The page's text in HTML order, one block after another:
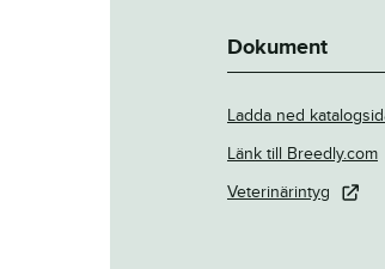
Dokument
Ladda ned
Länk till Breedly.com
Veterinärintyg